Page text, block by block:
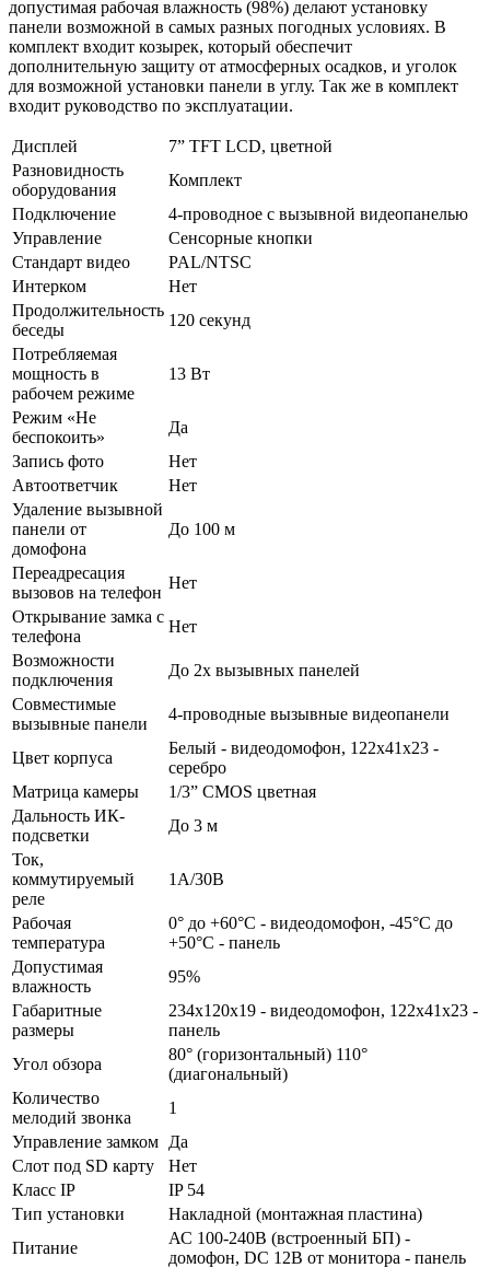
допустимая рабочая влажность (98%) делают установку
панели возможной в самых разных погодных условиях. В
комплект входит козырек, который обеспечит
дополнительную защиту от атмосферных осадков, и уголок
для возможной установки панели в углу. Так же в комплект
входит руководство по эксплуатации.
Дисплей
7” TFT LCD, цветной
Разновидность
оборудования
Комплект
Подключение
4-проводное с вызывной видеопанелью
Управление
Сенсорные кнопки
Стандарт видео
PAL/NTSC
Интерком
Нет
Продолжительность
беседы
120 секунд
Потребляемая
мощность в
рабочем режиме
13 Вт
Режим «Не
беспокоить»
Да
Запись фото
Нет
Автоответчик
Нет
Удаление вызывной
панели от
домофона
До 100 м
Переадресация
вызовов на телефон
Нет
Открывание замка с
телефона
Нет
Возможности
подключения
До 2х вызывных панелей
Совместимые
вызывные панели
4-проводные вызывные видеопанели
Цвет корпуса
Белый - видеодомофон, 122х41х23 -
серебро
Матрица камеры
1/3” CMOS цветная
Дальность ИК-
подсветки
До 3 м
Ток,
коммутируемый
реле
1А/30В
Рабочая
температура
0° до +60°С - видеодомофон, -45°С до
+50°С - панель
Допустимая
влажность
95%
Габаритные
размеры
234x120x19 - видеодомофон, 122х41х23 -
панель
Угол обзора
80° (горизонтальный) 110°
(диагональный)
Количество
мелодий звонка
1
Управление замком Да
Слот под SD карту
Нет
Класс IP
IP 54
Тип установки
Накладной (монтажная пластина)
Питание
АС 100-240В (встроенный БП) -
домофон, DC 12В от монитора - панель